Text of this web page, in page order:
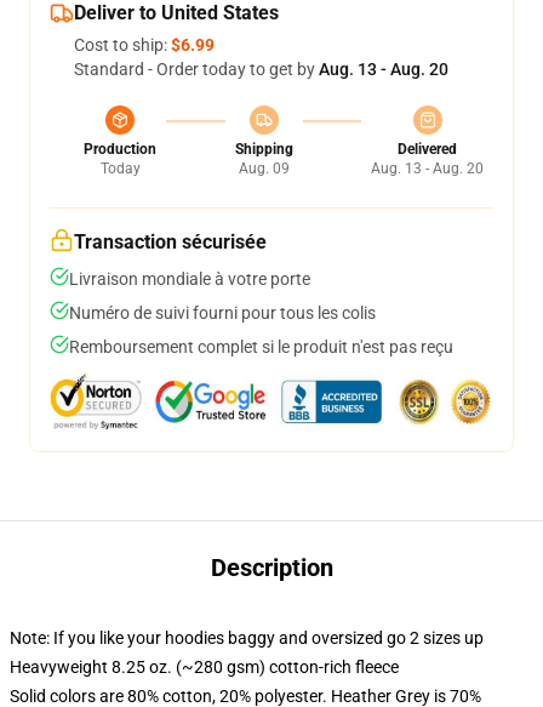
Deliver to United States
Cost to ship:$6.99
Standard - Order today to get byAug. 13 - Aug. 20
Production
Today
Shipping
Aug. 09
Delivered
Aug. 13 - Aug. 20
Transaction sécurisée
Livraison mondiale à votre porte
Numéro de suivi fourni pour tous les colis
Remboursement complet si le produit n'est pas reçu
Description
Note: If you like your hoodies baggy and oversized go 2 sizes up
Heavyweight 8.25 oz. (~280 gsm) cotton-rich fleece
Solid colors are 80% cotton, 20% polyester. Heather Grey is 70%